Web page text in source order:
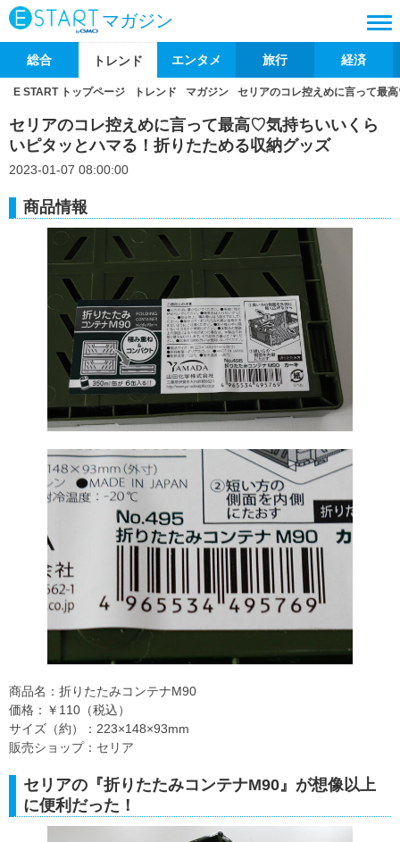
マガジン
総合 トレンド エンタメ 旅行 経済
E START トップページ トレンド マガジン セリアのコレ控えめに言って最
セリアのコレ控えめに言って最高♡気持ちいいくら
いピタッとハマる！折りたためる収納グッズ
2023-01-07 08:00:00
商品情報
商品名：折りたたみコンテナM90
価格：￥110（税込）
サイズ（約）：223×148×93mm
販売ショップ：セリア
セリアの『折りたたみコンテナM90』が想像以上
に便利だった！